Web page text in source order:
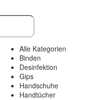
Alle Kategorien
Binden
Desinfektion
Gips
Handschuhe
Handtücher